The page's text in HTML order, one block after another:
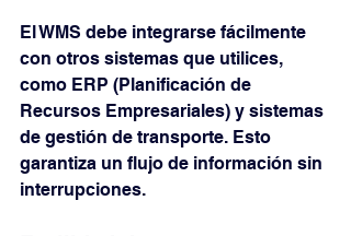
El WMS debe integrarse fácilmente
con otros sistemas que utilices,
como ERP (Planificación de
Recursos Empresariales) y sistemas
de gestión de transporte. Esto
garantiza un flujo de información sin
interrupciones.